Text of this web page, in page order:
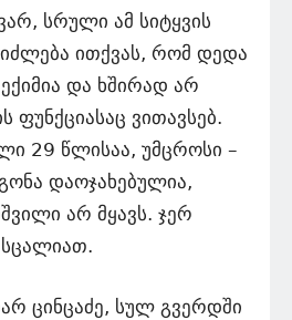
სრული ამ სიტყვის
ითქვას, რომ დედა
და ხშირად არ
ფუნქციასაც ვითავსებ.
29 წლისაა, უმცროსი –
დაოჯახებულია,
არ მყავს. ჯერ
სცალიათ.
ცინცაძე, სულ გვერდში